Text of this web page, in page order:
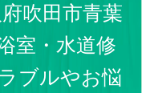
吹田市青葉
室・水道修
ブルやお悩